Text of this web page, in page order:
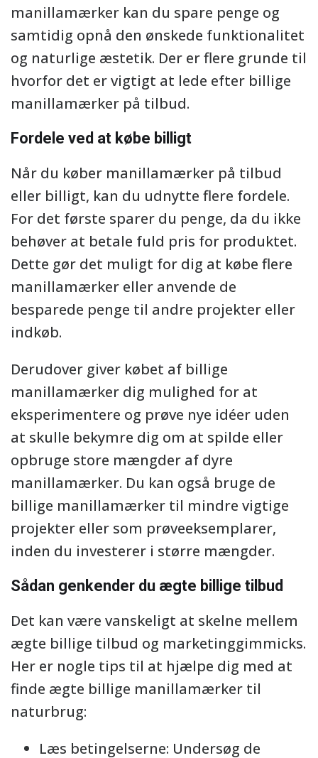
manillamærker kan du spare penge og
samtidig opnå den ønskede funktionalitet
og naturlige æstetik. Der er flere grunde til
hvorfor det er vigtigt at lede efter billige
manillamærker på tilbud.
Fordele ved at købe billigt
Når du køber manillamærker på tilbud
eller billigt, kan du udnytte flere fordele.
For det første sparer du penge, da du ikke
behøver at betale fuld pris for produktet.
Dette gør det muligt for dig at købe flere
manillamærker eller anvende de
besparede penge til andre projekter eller
indkøb.
Derudover giver købet af billige
manillamærker dig mulighed for at
eksperimentere og prøve nye idéer uden
at skulle bekymre dig om at spilde eller
opbruge store mængder af dyre
manillamærker. Du kan også bruge de
billige manillamærker til mindre vigtige
projekter eller som prøveeksemplarer,
inden du investerer i større mængder.
Sådan genkender du ægte billige tilbud
Det kan være vanskeligt at skelne mellem
ægte billige tilbud og marketinggimmicks.
Her er nogle tips til at hjælpe dig med at
finde ægte billige manillamærker til
naturbrug:
Læs betingelserne: Undersøg de